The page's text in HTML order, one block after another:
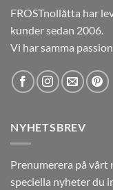
FROSTnollåtta har
kunder sedan 2006.
Vi har samma
NYHETSBREV
Prenumerera på vårt
speciella nyheter du